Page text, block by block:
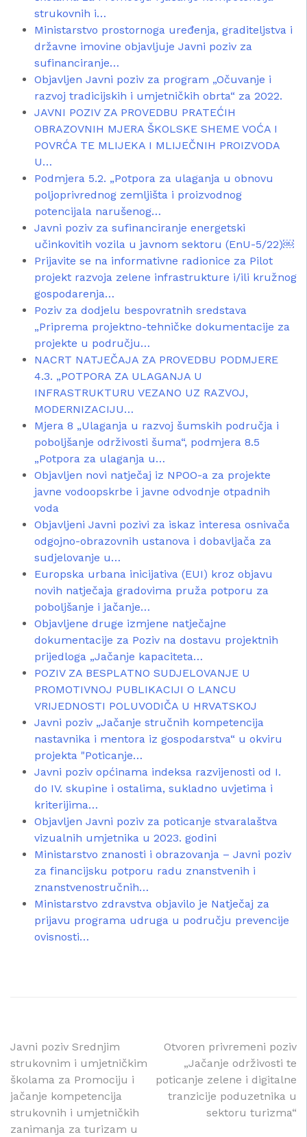
strukovnih i…
Ministarstvo prostornoga uređenja, graditeljstva i
državne imovine objavljuje Javni poziv za
sufinanciranje…
Objavljen Javni poziv za program „Očuvanje i
razvoj tradicijskih i umjetničkih obrta“ za 2022.
JAVNI POZIV ZA PROVEDBU PRATEĆIH
OBRAZOVNIH MJERA ŠKOLSKE SHEME VOĆA I
POVRĆA TE MLIJEKA I MLIJEČNIH PROIZVODA
U…
Podmjera 5.2. „Potpora za ulaganja u obnovu
poljoprivrednog zemljišta i proizvodnog
potencijala narušenog…
Javni poziv za sufinanciranje energetski
učinkovitih vozila u javnom sektoru (EnU-5/22)￼
Prijavite se na informativne radionice za Pilot
projekt razvoja zelene infrastrukture i/ili kružnog
gospodarenja…
Poziv za dodjelu bespovratnih sredstava
„Priprema projektno-tehničke dokumentacije za
projekte u području…
NACRT NATJEČAJA ZA PROVEDBU PODMJERE
4.3. „POTPORA ZA ULAGANJA U
INFRASTRUKTURU VEZANO UZ RAZVOJ,
MODERNIZACIJU…
Mjera 8 „Ulaganja u razvoj šumskih područja i
poboljšanje održivosti šuma“, podmjera 8.5
„Potpora za ulaganja u…
Objavljen novi natječaj iz NPOO-a za projekte
javne vodoopskrbe i javne odvodnje otpadnih
voda
Objavljeni Javni pozivi za iskaz interesa osnivača
odgojno-obrazovnih ustanova i dobavljača za
sudjelovanje u…
Europska urbana inicijativa (EUI) kroz objavu
novih natječaja gradovima pruža potporu za
poboljšanje i jačanje…
Objavljene druge izmjene natječajne
dokumentacije za Poziv na dostavu projektnih
prijedloga „Jačanje kapaciteta…
POZIV ZA BESPLATNO SUDJELOVANJE U
PROMOTIVNOJ PUBLIKACIJI O LANCU
VRIJEDNOSTI POLUVODIČA U HRVATSKOJ
Javni poziv „Jačanje stručnih kompetencija
nastavnika i mentora iz gospodarstva“ u okviru
projekta "Poticanje…
Javni poziv općinama indeksa razvijenosti od I.
do IV. skupine i ostalima, sukladno uvjetima i
kriterijima…
Objavljen Javni poziv za poticanje stvaralaštva
vizualnih umjetnika u 2023. godini
Ministarstvo znanosti i obrazovanja – Javni poziv
za financijsku potporu radu znanstvenih i
znanstvenostručnih…
Ministarstvo zdravstva objavilo je Natječaj za
prijavu programa udruga u području prevencije
ovisnosti…
Navigacija
objava
Javni poziv Srednjim
strukovnim i umjetničkim
školama za Promociju i
jačanje kompetencija
strukovnih i umjetničkih
zanimanja za turizam u
Otvoren privremeni poziv
„Jačanje održivosti te
poticanje zelene i digitalne
tranzicije poduzetnika u
sektoru turizma“